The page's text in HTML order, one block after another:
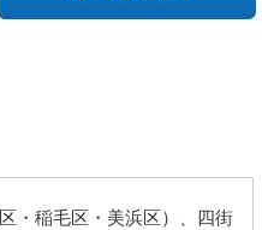
・稲毛区・美浜区）、四街